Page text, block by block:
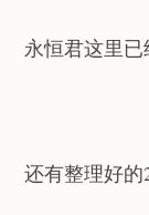
永恒君这里已
还有整理好